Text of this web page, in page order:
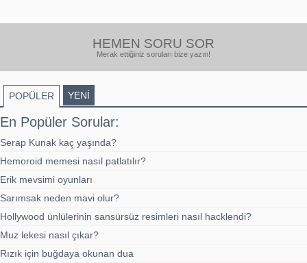
HEMEN SORU SOR
Merak ettiğiniz soruları bize yazın!
POPÜLER YENİ
En Popüler Sorular:
Serap Kunak kaç yaşında?
Hemoroid memesi nasıl patlatılır?
Erik mevsimi oyunları
Sarımsak neden mavi olur?
Hollywood ünlülerinin sansürsüz resimleri nasıl hacklendi?
Muz lekesi nasıl çıkar?
Rızık için buğdaya okunan dua